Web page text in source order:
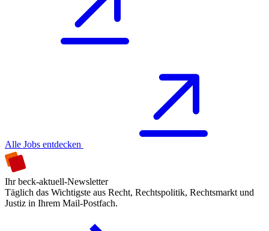
Alle Jobs entdecken
Ihr beck-aktuell-Newsletter
Täglich das Wichtigste aus Recht, Rechtspolitik, Rechtsmarkt und
Justiz in Ihrem Mail-Postfach.